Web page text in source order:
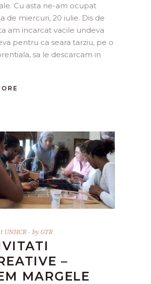
Cu asta ne-am ocupat
de miercuri, 20 iulie. Dis de
am incarcat vacile undeva
pentru ca seara tarziu, pe o
sa le descarcam in
UNHCR byGTR
–
MARGELE